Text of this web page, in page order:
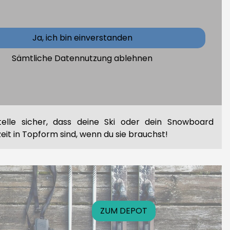
Da Bredlschlecka bietet dir auch während
eine sichere und trockene Aufbewahrung
sicher, dass deine Ski oder dein Snowboard
in Topform sind, wenn du sie brauchst!
ZUM DEPOT
Ja, ich bin einverstanden
Sämtliche Datennutzung ablehnen